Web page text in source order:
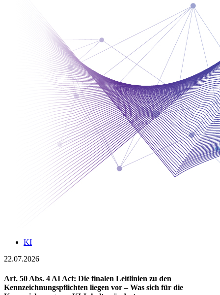
KI
22.07.2026
Art. 50 Abs. 4 AI Act: Die finalen Leitlinien zu den
Kennzeichnungspflichten liegen vor – Was sich für die